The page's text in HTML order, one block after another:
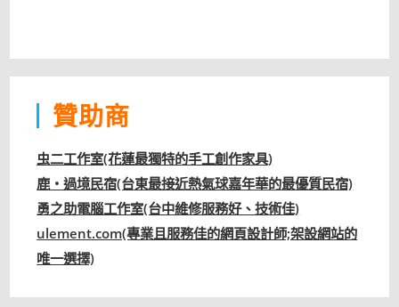
贊助商
虫二工作室(花蓮最獨特的手工創作家具)
鹿‧過境民宿(台東最接近熱氣球嘉年華的最優質民宿)
勇之助電腦工作室(台中維修服務好、技術佳)
ulement.com(專業且服務佳的網頁設計師;架設網站的
唯一選擇)